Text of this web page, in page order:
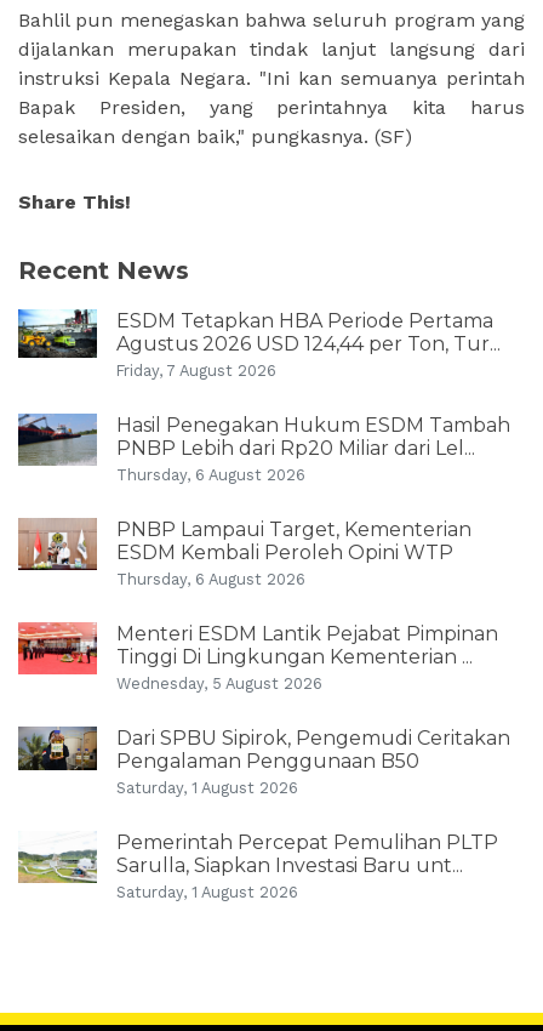
Bahlil pun menegaskan bahwa seluruh program yang
dijalankan merupakan tindak lanjut langsung dari
instruksi Kepala Negara. "Ini kan semuanya perintah
Bapak Presiden, yang perintahnya kita harus
selesaikan dengan baik," pungkasnya. (SF)
Share This!
Recent News
ESDM Tetapkan HBA Periode Pertama
Agustus 2026 USD 124,44 per Ton, Tur...
Friday, 7 August 2026
Hasil Penegakan Hukum ESDM Tambah
PNBP Lebih dari Rp20 Miliar dari Lel...
Thursday, 6 August 2026
PNBP Lampaui Target, Kementerian
ESDM Kembali Peroleh Opini WTP
Thursday, 6 August 2026
Menteri ESDM Lantik Pejabat Pimpinan
Tinggi Di Lingkungan Kementerian ...
Wednesday, 5 August 2026
Dari SPBU Sipirok, Pengemudi Ceritakan
Pengalaman Penggunaan B50
Saturday, 1 August 2026
Pemerintah Percepat Pemulihan PLTP
Sarulla, Siapkan Investasi Baru unt...
Saturday, 1 August 2026